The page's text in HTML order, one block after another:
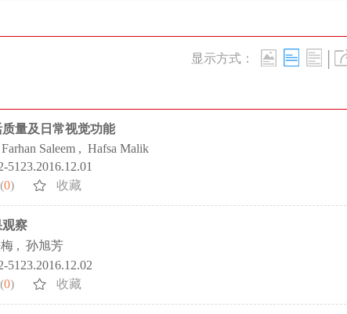
显示方式： |
量及日常视觉功能
Saleem , Hafsa Malik
5123.2016.12.01
0) 收藏
察
, 孙旭芳
5123.2016.12.02
0) 收藏